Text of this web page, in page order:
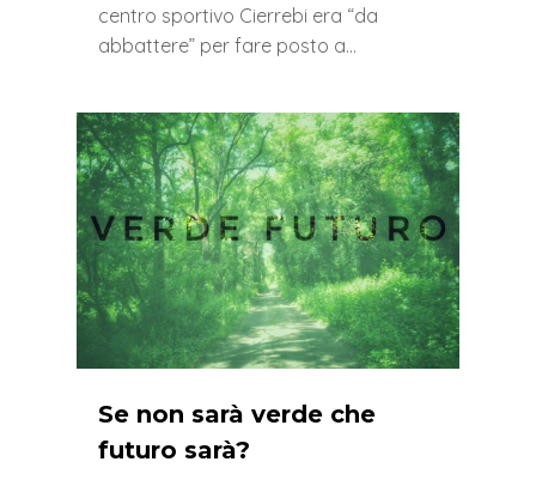
centro sportivo Cierrebi era “da
abbattere” per fare posto a…
Se non sarà verde che
futuro sarà?
0